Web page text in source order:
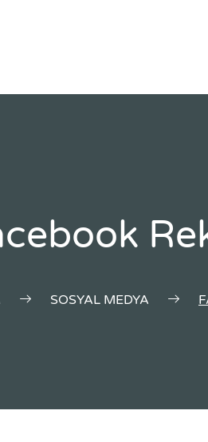
SOSYAL MEDYA